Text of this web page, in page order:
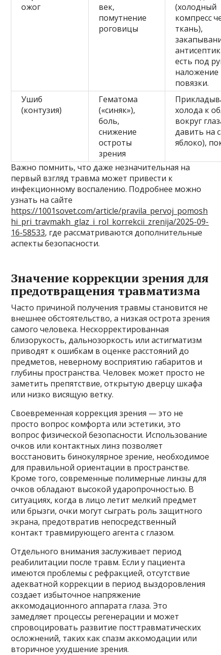
ожог
век,
помутнение
роговицы
(холодный
компресс
ткань),
есть под
наложение
повязки.
Ушиб
(контузия)
Гематома
(«синяк»),
боль,
снижение
остроты
зрения
холода к
вокруг
давить на
яблоко),
Важно помнить, что даже незначительная на
первый взгляд травма может привести к
инфекционному воспалению. Подробнее можно
узнать на сайте
https://1001sovet.com/article/pravila_pervoj_pomosh
hi_pri_travmakh_glaz_i_rol_korrekcii_zrenija/2025-09-
16-58533, где рассматриваются дополнительные
аспекты безопасности.
Значение коррекции зрения для
предотвращения травматизма
Часто причиной получения травмы становится не
внешнее обстоятельство, а низкая острота зрения
самого человека. Нескорректированная
близорукость, дальнозоркость или астигматизм
приводят к ошибкам в оценке расстояний до
предметов, неверному восприятию габаритов и
глубины пространства. Человек может просто не
заметить препятствие, открытую дверцу шкафа
или низко висящую ветку.
Своевременная коррекция зрения — это не
просто вопрос комфорта или эстетики, это
вопрос физической безопасности. Использование
очков или контактных линз позволяет
восстановить бинокулярное зрение, необходимое
для правильной ориентации в пространстве.
Кроме того, современные полимерные линзы для
очков обладают высокой ударопрочностью. В
ситуациях, когда в лицо летит мелкий предмет
или брызги, очки могут сыграть роль защитного
экрана, предотвратив непосредственный
контакт травмирующего агента с глазом.
Отдельного внимания заслуживает период
реабилитации после травм. Если у пациента
имеются проблемы с рефракцией, отсутствие
адекватной коррекции в период выздоровления
создает избыточное напряжение
аккомодационного аппарата глаза. Это
замедляет процессы регенерации и может
спровоцировать развитие посттравматических
осложнений, таких как спазм аккомодации или
вторичное ухудшение зрения.